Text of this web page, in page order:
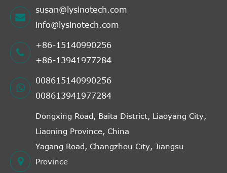
susan@lysinotech.com
info@lysinotech.com
+86-15140990256
+86-13941977284
008615140990256
008613941977284
Dongxing Road, Baita District, Liaoyang City,
Liaoning Province, China
Yagang Road, Changzhou City, Jiangsu
Province